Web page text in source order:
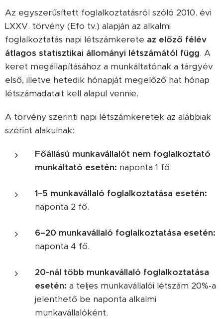
Az egyszerűsített foglalkoztatásról szóló 2010. évi
LXXV. törvény (Efo tv.) alapján az alkalmi
foglalkoztatás napi létszámkerete az előző félév
átlagos statisztikai állományi létszámától függ. A
keret megállapításához a munkáltatónak a tárgyév
első, illetve hetedik hónapját megelőző hat hónap
létszámadatait kell alapul vennie.
A törvény szerinti napi létszámkeretek az alábbiak
szerint alakulnak:
Főállású munkavállalót nem foglalkoztató
munkáltató esetén: naponta 1 fő.
1–5 munkavállaló foglalkoztatása esetén:
naponta 2 fő.
6–20 munkavállaló foglalkoztatása esetén:
naponta 4 fő.
20-nál több munkavállaló foglalkoztatása
esetén: a teljes munkavállalói létszám 20%-a
jelenthető be naponta alkalmi
munkavállalóként.